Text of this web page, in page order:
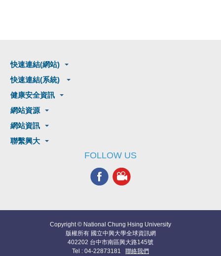
快速連結(網站)
快速連結(系統)
健康安全資訊
網站資源
網站資訊
聯繫興大
FOLLOW US
Copyright © National Chung Hsing University
版權所有 國立中興大學全球資訊網
402202 台中市南區興大路145號
Tel : 04-22873181 聯絡我們